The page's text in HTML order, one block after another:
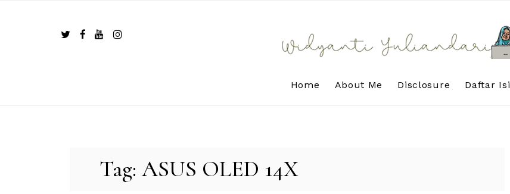
Home About Me Disclosure Daftar Isi
Tag:ASUS OLED 14X